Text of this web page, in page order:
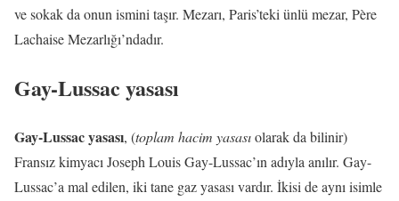
ve sokak da onun ismini taşır. Mezarı, Paris’teki ünlü mezar, Père
Lachaise Mezarlığı’ndadır.
Gay-Lussac yasası
Gay-Lussac yasası, (toplam hacim yasasıolarak da bilinir)
Fransız kimyacı Joseph Louis Gay-Lussac’ın adıyla anılır. Gay-
Lussac’a mal edilen, iki tane gaz yasası vardır. İkisi de aynı isimle